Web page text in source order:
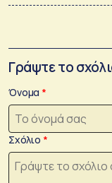
Γράψτε το
Όνομα
Σχόλιο